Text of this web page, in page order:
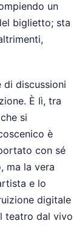
un
biglietto; sta
discussioni
È lì, tra
si
è
con sé
ma la vera
e lo
digitale
teatro dal vivo